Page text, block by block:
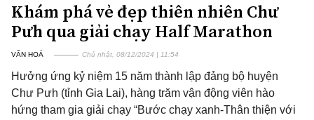
Khám phá vẻ đẹp thiên nhiên Chư
Pưh qua giải chạy Half Marathon
VĂN HOÁ Chủ nhật, 08/12/2024 | 11:54
Hưởng ứng kỷ niệm 15 năm thành lập đảng bộ huyện
Chư Pưh (tỉnh Gia Lai), hàng trăm vận động viên hào
hứng tham gia giải chạy “Bước chạy xanh-Thân thiện với